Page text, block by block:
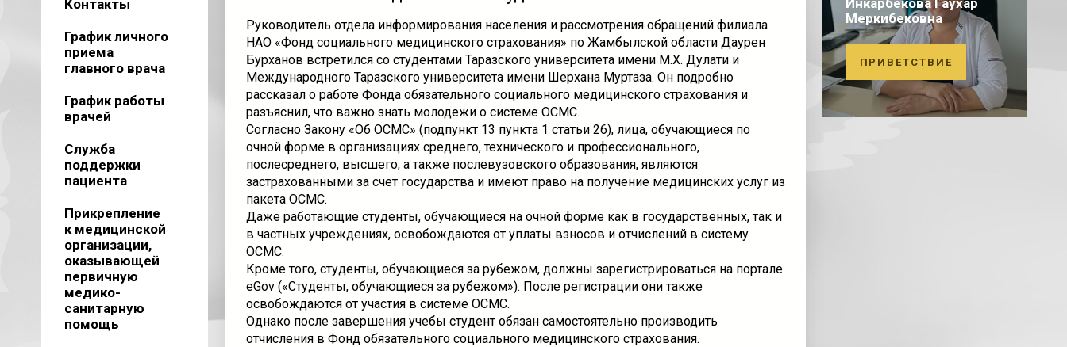
Контакты
График личного
приема
главного врача
График работы
врачей
Служба
поддержки
пациента
Прикрепление
к медицинской
организации,
оказывающей
первичную
медико-
санитарную
помощь
Руководитель отдела информирования населения и рассмотрения обращений филиала
НАО «Фонд социального медицинского страхования» по Жамбылской области Даурен
Бурханов встретился со студентами Таразского университета имени М.Х. Дулати и
Международного Таразского университета имени Шерхана Муртаза. Он подробно
рассказал о работе Фонда обязательного социального медицинского страхования и
разъяснил, что важно знать молодежи о системе ОСМС.
Согласно Закону «Об ОСМС» (подпункт 13 пункта 1 статьи 26), лица, обучающиеся по
очной форме в организациях среднего, технического и профессионального,
послесреднего, высшего, а также послевузовского образования, являются
застрахованными за счет государства и имеют право на получение медицинских услуг из
пакета ОСМС.
Даже работающие студенты, обучающиеся на очной форме как в государственных, так и
в частных учреждениях, освобождаются от уплаты взносов и отчислений в систему
ОСМС.
Кроме того, студенты, обучающиеся за рубежом, должны зарегистрироваться на портале
eGov («Студенты, обучающиеся за рубежом»). После регистрации они также
освобождаются от участия в системе ОСМС.
Однако после завершения учебы студент обязан самостоятельно производить
отчисления в Фонд обязательного социального медицинского страхования.
Инкарбекова Гаухар
Меркибековна
ПРИВЕТСТВИЕ